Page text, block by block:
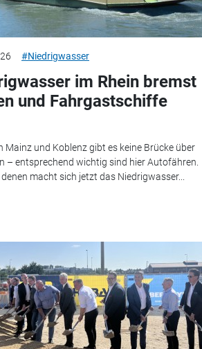
#Niedrigwasser
im Rhein bremst
und Fahrgastschiffe
Mainz und Koblenz gibt es keine Brücke über
– entsprechend wichtig sind hier Autofähren.
macht sich jetzt das Niedrigwasser...